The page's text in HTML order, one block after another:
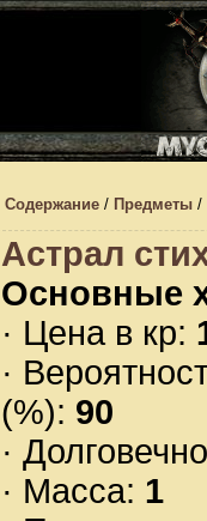
Содержание / Предметы /
Астрал
Основные
· Цена в кр:
·
(%): 90
·
· Масса: 1